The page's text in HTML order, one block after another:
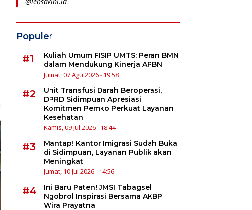
Populer
#1
Kuliah Umum FISIP UMTS: Peran BMN
dalam Mendukung Kinerja APBN
Jumat, 07 Agu 2026 - 19:58
#2
Unit Transfusi Darah Beroperasi,
DPRD Sidimpuan Apresiasi
Komitmen Pemko Perkuat Layanan
Kesehatan
Kamis, 09 Jul 2026 - 18:44
#3
Mantap! Kantor Imigrasi Sudah Buka
di Sidimpuan, Layanan Publik akan
Meningkat
Jumat, 10 Jul 2026 - 14:56
#4
Ini Baru Paten! JMSI Tabagsel
Ngobrol Inspirasi Bersama AKBP
Wira Prayatna